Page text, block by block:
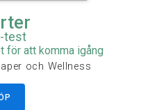
test
för att komma igång
och Wellness